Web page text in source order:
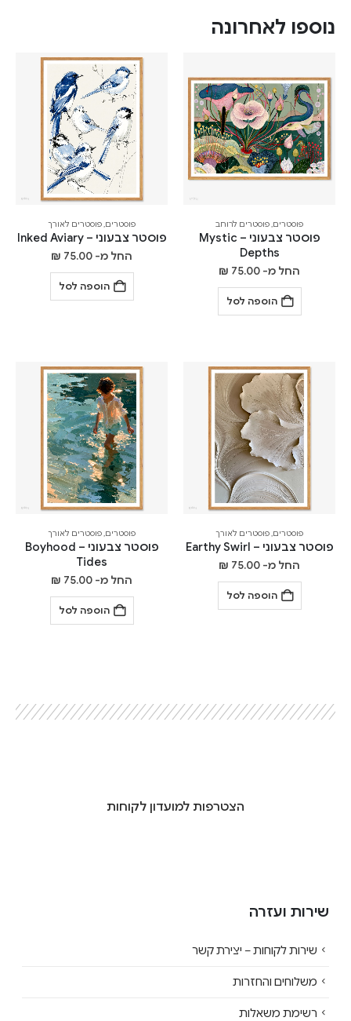
נוספו לאחרונה
פוסטרים,פוסטרים לרוחב
פוסטר צבעוני – Mystic
Depths
החל מ- ₪ 75.00
הוספה לסל
פוסטרים,פוסטרים לאורך
פוסטר צבעוני – Inked Aviary
החל מ- ₪ 75.00
הוספה לסל
פוסטרים,פוסטרים לאורך
פוסטר צבעוני – Earthy Swirl
החל מ- ₪ 75.00
הוספה לסל
פוסטרים,פוסטרים לאורך
פוסטר צבעוני – Boyhood
Tides
החל מ- ₪ 75.00
הוספה לסל
הצטרפות למועדון לקוחות
שירות ועזרה
שירות לקוחות – יצירת קשר
משלוחים והחזרות
רשימת משאלות